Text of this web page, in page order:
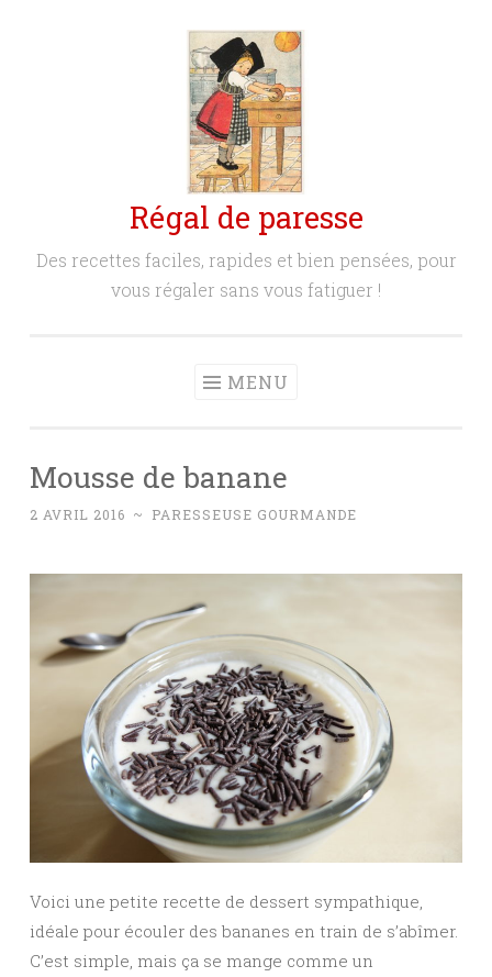
Régal de paresse
Des recettes faciles, rapides et bien pensées, pour
vous régaler sans vous fatiguer !
MENU
Mousse de banane
2 AVRIL 2016 ~ PARESSEUSE GOURMANDE
Voici une petite recette de dessert sympathique,
idéale pour écouler des bananes en train de s’abîmer.
C’est simple, mais ça se mange comme un